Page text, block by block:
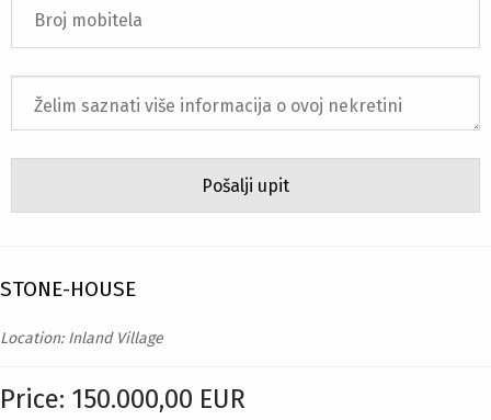
STONE-HOUSE
Location: Inland Village
Price: 150.000,00 EUR